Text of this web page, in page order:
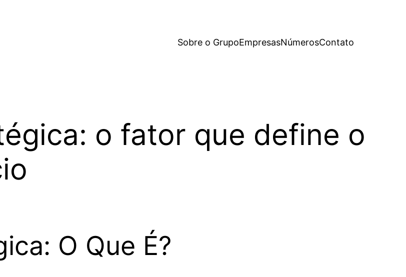
Sobre o GrupoEmpresasNúmerosContato
o fator que define o
O Que É?